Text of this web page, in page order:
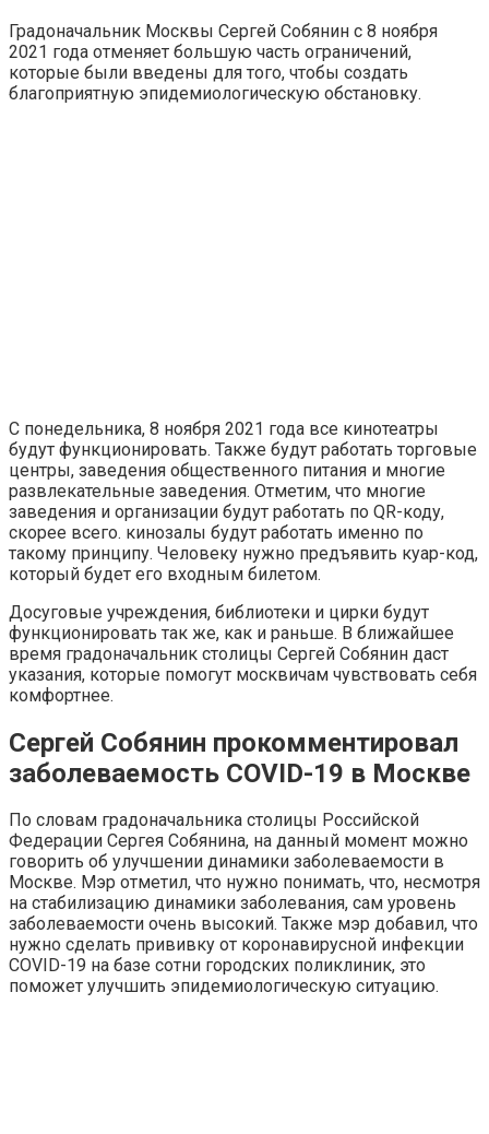
Градоначальник Москвы Сергей Собянин с 8 ноября
2021 года отменяет большую часть ограничений,
которые были введены для того, чтобы создать
благоприятную эпидемиологическую обстановку.
С понедельника, 8 ноября 2021 года все кинотеатры
будут функционировать. Также будут работать торговые
центры, заведения общественного питания и многие
развлекательные заведения. Отметим, что многие
заведения и организации будут работать по QR-коду,
скорее всего. кинозалы будут работать именно по
такому принципу. Человеку нужно предъявить куар-код,
который будет его входным билетом.
Досуговые учреждения, библиотеки и цирки будут
функционировать так же, как и раньше. В ближайшее
время градоначальник столицы Сергей Собянин даст
указания, которые помогут москвичам чувствовать себя
комфортнее.
Сергей Собянин прокомментировал
заболеваемость COVID-19 в Москве
По словам градоначальника столицы Российской
Федерации Сергея Собянина, на данный момент можно
говорить об улучшении динамики заболеваемости в
Москве. Мэр отметил, что нужно понимать, что, несмотря
на стабилизацию динамики заболевания, сам уровень
заболеваемости очень высокий. Также мэр добавил, что
нужно сделать прививку от коронавирусной инфекции
COVID-19 на базе сотни городских поликлиник, это
поможет улучшить эпидемиологическую ситуацию.